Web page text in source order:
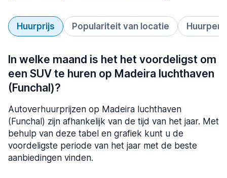
Huurprijs Populariteit van locatie
In welke maand is het het voordeligst om
een SUV te huren op Madeira luchthaven
(Funchal)?
Autoverhuurprijzen op Madeira luchthaven
(Funchal) zijn afhankelijk van de tijd van het jaar. Met
behulp van deze tabel en grafiek kunt u de
voordeligste periode van het jaar met de beste
aanbiedingen vinden.